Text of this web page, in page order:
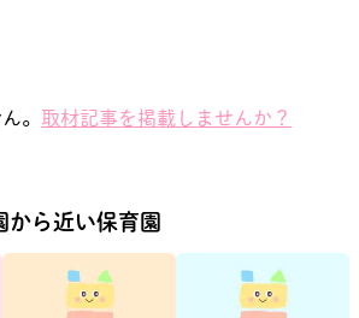
。 取材記事を掲載しませんか？
から近い保育園